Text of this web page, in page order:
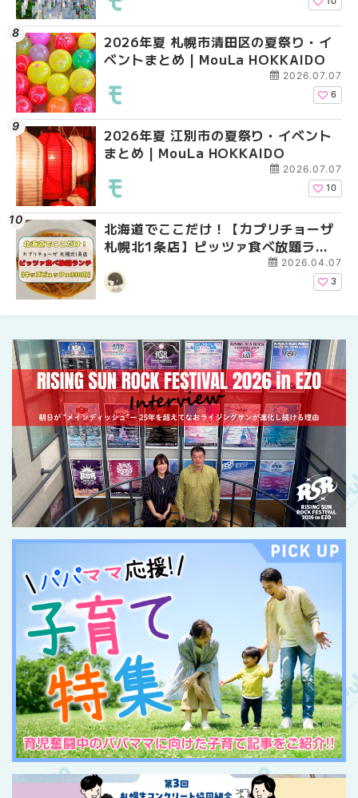
2026年夏 札幌市清田区の夏祭り・イ
ベントまとめ | MouLa HOKKAIDO
2026.07.07
6
2026年夏 江別市の夏祭り・イベント
まとめ | MouLa HOKKAIDO
2026.07.07
10
北海道でここだけ！【カプリチョーザ
札幌北1条店】ピッツァ食べ放題ラン
チがコスパ最強だった！【キッズビュ
ッフェ330円】 | MouLa HOKKAIDO
2026.04.07
3
2026年夏 札幌市手稲
ベントまとめ |
2026年夏 札幌市南区
ントまとめ | MouLa
札幌の麻辣湯（マーラ
め専門店9選！本場の
新店まで徹底比較 |
2026年夏 札幌市東区
ントまとめ | MouLa
2026年夏 札幌市南区
ントまとめ | MouLa
2026年夏 恵庭市・千
イベントまとめ |